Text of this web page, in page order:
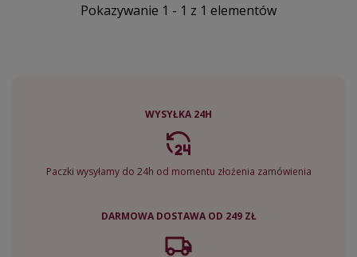
Pokazywanie 1 - 1 z 1 elementów
WYSYŁKA 24H
Paczki wysyłamy do 24h od momentu złożenia zamówienia
DARMOWA DOSTAWA OD 249 ZŁ